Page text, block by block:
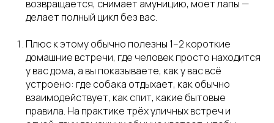
возвращается, снимает амуницию, моет лапы —
делает полный цикл без вас.
Плюс к этому обычно полезны 1–2 короткие
домашние встречи, где человек просто находится
у вас дома, а вы показываете, как у вас всё
устроено: где собака отдыхает, как обычно
взаимодействует, как спит, какие бытовые
правила. На практике трёх уличных встреч и